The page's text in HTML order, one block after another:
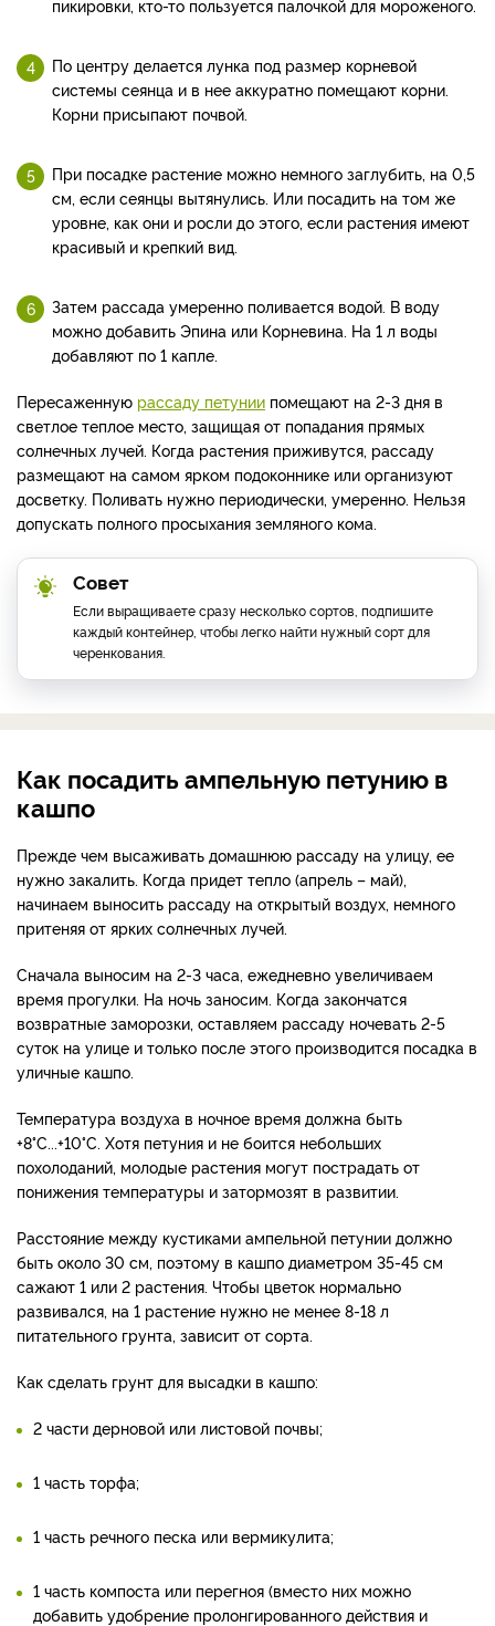
пикировки, кто-то пользуется палочкой для мороженого.
По центру делается лунка под размер корневой
системы сеянца и в нее аккуратно помещают корни.
Корни присыпают почвой.
При посадке растение можно немного заглубить, на 0,5
см, если сеянцы вытянулись. Или посадить на том же
уровне, как они и росли до этого, если растения имеют
красивый и крепкий вид.
Затем рассада умеренно поливается водой. В воду
можно добавить Эпина или Корневина. На 1 л воды
добавляют по 1 капле.
Пересаженную рассаду петунии помещают на 2-3 дня в
светлое теплое место, защищая от попадания прямых
солнечных лучей. Когда растения приживутся, рассаду
размещают на самом ярком подоконнике или организуют
досветку. Поливать нужно периодически, умеренно. Нельзя
допускать полного просыхания земляного кома.
Совет
Если выращиваете сразу несколько сортов, подпишите
каждый контейнер, чтобы легко найти нужный сорт для
черенкования.
Как посадить ампельную петунию в
кашпо
Прежде чем высаживать домашнюю рассаду на улицу, ее
нужно закалить. Когда придет тепло (апрель – май),
начинаем выносить рассаду на открытый воздух, немного
притеняя от ярких солнечных лучей.
Сначала выносим на 2-3 часа, ежедневно увеличиваем
время прогулки. На ночь заносим. Когда закончатся
возвратные заморозки, оставляем рассаду ночевать 2-5
суток на улице и только после этого производится посадка в
уличные кашпо.
Температура воздуха в ночное время должна быть
+8°С...+10°С. Хотя петуния и не боится небольших
похолоданий, молодые растения могут пострадать от
понижения температуры и затормозят в развитии.
Расстояние между кустиками ампельной петунии должно
быть около 30 см, поэтому в кашпо диаметром 35-45 см
сажают 1 или 2 растения. Чтобы цветок нормально
развивался, на 1 растение нужно не менее 8-18 л
питательного грунта, зависит от сорта.
Как сделать грунт для высадки в кашпо:
2 части дерновой или листовой почвы;
1 часть торфа;
1 часть речного песка или вермикулита;
1 часть компоста или перегноя (вместо них можно
добавить удобрение пролонгированного действия и